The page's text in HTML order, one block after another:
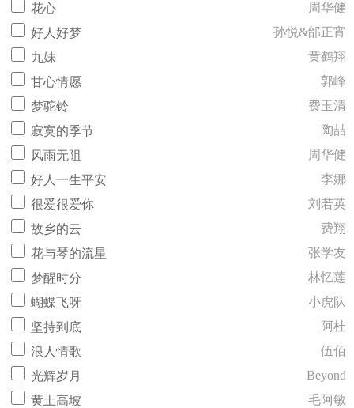
花心
周华健
好人好梦
孙悦&邰正宵
九妹
黄鹤翔
甘心情愿
郭峰
梦驼铃
费玉清
寂寞的季节
陶喆
风雨无阻
周华健
好人一生平安
李娜
很爱很爱你
刘若英
故乡的云
费翔
花与琴的流星
张学友
梦醒时分
林忆莲
蝴蝶飞呀
小虎队
坚持到底
阿杜
浪人情歌
伍佰
光辉岁月
Beyond
黄土高坡
毛阿敏